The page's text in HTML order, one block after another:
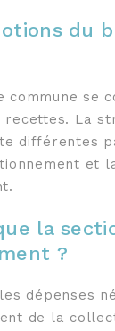
du
commune se
recettes. La
différentes
et
la
?
dépenses
de la